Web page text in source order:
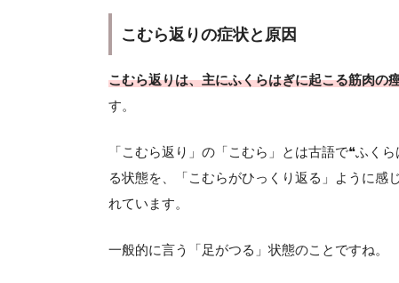
こむら返りの症状と原因
こむら返りは、主にふくらはぎに起こる筋肉の
す。
「こむら返り」の「こむら」とは古語で❝ふく
る状態を、「こむらがひっくり返る」ように感
れています。
一般的に言う「足がつる」状態のことですね。